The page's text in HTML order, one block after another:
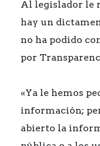
Al legislador le
hay un
no ha podido
por
«Ya le hemos
información;
abierto la